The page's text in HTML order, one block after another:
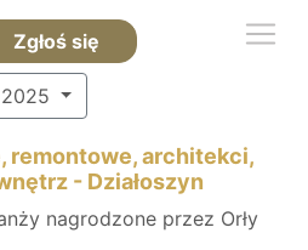
Zgłoś się
2025
remontowe, architekci,
- Działoszyn
nagrodzone przez Orły